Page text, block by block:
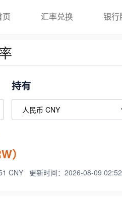
页 汇率兑换 银行
持有
）
CNY 更新时间：2026-08-09